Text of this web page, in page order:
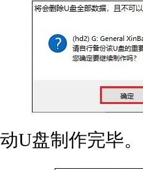
U盘制作完毕。